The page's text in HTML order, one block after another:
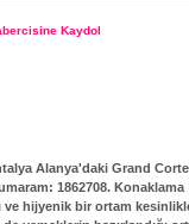
Kaydol
Alanya'daki Grand
1862708. Konaklama
ve hijyenik bir ortam